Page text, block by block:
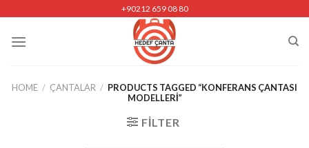
content
+90212 659 08 80
HOME / ÇANTALAR / PRODUCTS TAGGED “KONFERANS ÇANTASI
MODELLERI”
FILTER